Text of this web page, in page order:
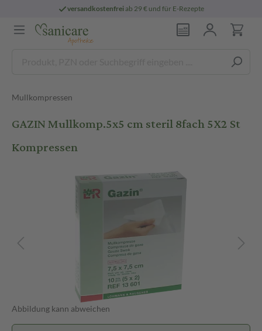
versandkostenfreiab 29 € und für E-Rezepte
Mullkompressen
GAZIN Mullkomp.5x5 cm steril 8fach 5X2 St
Kompressen
Abbildung kann abweichen